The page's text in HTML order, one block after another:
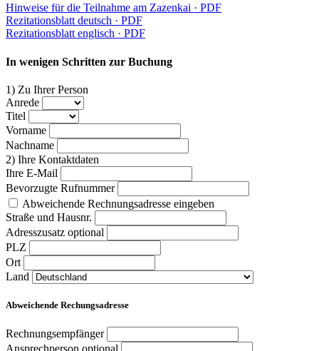
Hinweise für die Teilnahme am Zazenkai · PDF
Rezitationsblatt deutsch · PDF
Rezitationsblatt englisch · PDF
In wenigen Schritten zur Buchung
1) Zu Ihrer Person
Anrede
Titel
Vorname
Nachname
2) Ihre Kontaktdaten
Ihre E-Mail
Bevorzugte Rufnummer
Abweichende Rechnungsadresse eingeben
Straße und Hausnr.
Adresszusatz optional
PLZ
Ort
Land
Abweichende Rechungsadresse
Rechnungsempfänger